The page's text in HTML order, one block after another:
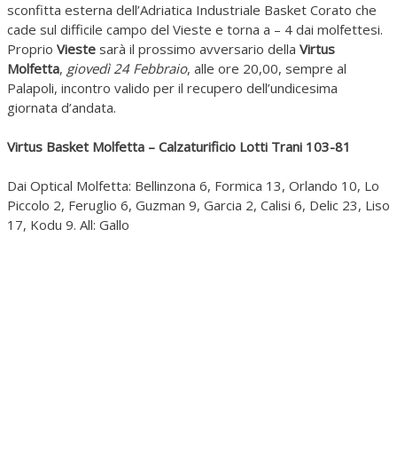
sconfitta esterna dell’Adriatica Industriale Basket Corato che
cade sul difficile campo del Vieste e torna a – 4 dai molfettesi.
Proprio Vieste sarà il prossimo avversario della Virtus
Molfetta, giovedì 24 Febbraio, alle ore 20,00, sempre al
Palapoli, incontro valido per il recupero dell’undicesima
giornata d’andata.
Virtus Basket Molfetta – Calzaturificio Lotti Trani 103-81
Dai Optical Molfetta: Bellinzona 6, Formica 13, Orlando 10, Lo
Piccolo 2, Feruglio 6, Guzman 9, Garcia 2, Calisi 6, Delic 23, Liso
17, Kodu 9. All: Gallo